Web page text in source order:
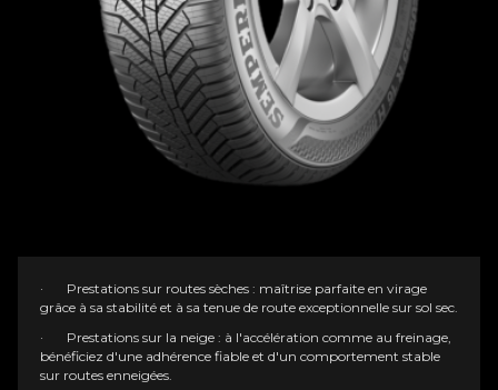
· Prestations sur routes sèches : maîtrise parfaite en virage
grâce à sa stabilité et à sa tenue de route exceptionnelle sur sol sec.
· Prestations sur la neige : à l'accélération comme au freinage,
bénéficiez d'une adhérence fiable et d'un comportement stable
sur routes enneigées.